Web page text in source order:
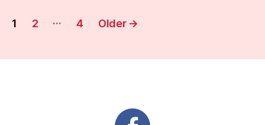
Številčenje
1 2 … 4 Older →